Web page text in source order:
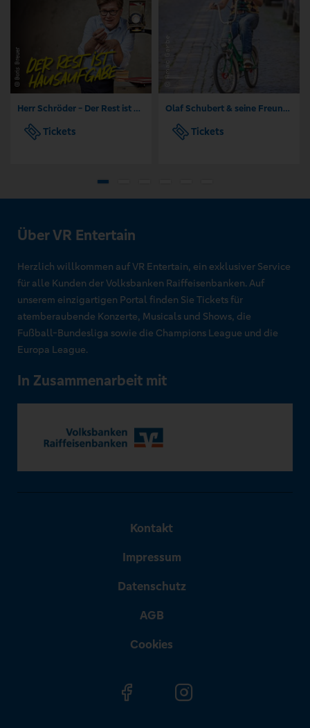
Herr Schröder - Der Rest ist Hausaufgabe
Tickets
Olaf Schubert & seine Freunde - Jetzt oder now!
Tickets
Über VR Entertain
Herzlich willkommen auf VR Entertain, ein exklusiver Service
für alle Kunden der Volksbanken Raiffeisenbanken. Auf
unserem einzigartigen Portal finden Sie Tickets für
atemberaubende Konzerte, Musicals und Shows, die
Fußball-Bundesliga sowie die Champions League und die
Europa League.
In Zusammenarbeit mit
Kontakt
Impressum
Datenschutz
AGB
Cookies